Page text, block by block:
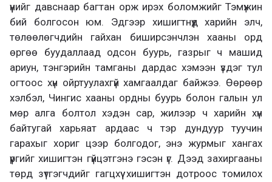
үүнийг давснаар багтан орж ирэх боломжийг Тэмүжин
бий болгосон юм. Эдгээр хишигтнүүд харийн элч,
төлөөлөгчдийн гайхан биширсэнчлэн хааны орд
өргөө буудаллаад одсон буурь, газрыг ч машид
ариун, тэнгэрийн тамганы дардас хэмээн үздэг тул
огтоос хүн ойртуулахгүй хамгаалдаг байжээ. Өөрөөр
хэлбэл, Чингис хааны ордны буурь болон галын ул
мөр алга болтол хэдэн сар, жилээр ч харийн хүн
байтугай харьяат ардаас ч тэр дундуур туучин
гарахыг хориг цээр болгодог, энэ журмыг хангах
үүргийг хишигтэн гүйцэтгэнэ гэсэн үг. Дээд захиргааны
төрд зүтгэгчдийг гагцхүү хишигтэн дотроос томилох